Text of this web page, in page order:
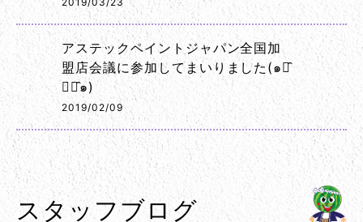
アステックペイントジャパン全国加
盟店会議に参加してまいりました(๑･̑
◡･̑๑)
2019/02/09
スタッフブログ